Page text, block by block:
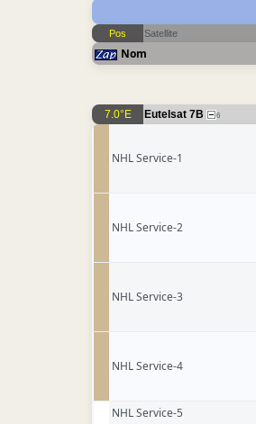
Pos Satellite
Nom
7.0°E Eutelsat 7B 6
NHL Service-1
NHL Service-2
NHL Service-3
NHL Service-4
NHL Service-5